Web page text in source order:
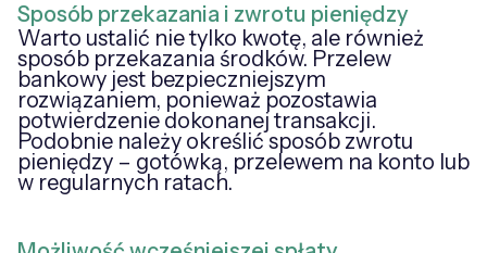
Sposób przekazania i zwrotu pieniędzy
Warto ustalić nie tylko kwotę, ale również
sposób przekazania środków. Przelew
bankowy jest bezpieczniejszym
rozwiązaniem, ponieważ pozostawia
potwierdzenie dokonanej transakcji.
Podobnie należy określić sposób zwrotu
pieniędzy – gotówką, przelewem na konto lub
w regularnych ratach.